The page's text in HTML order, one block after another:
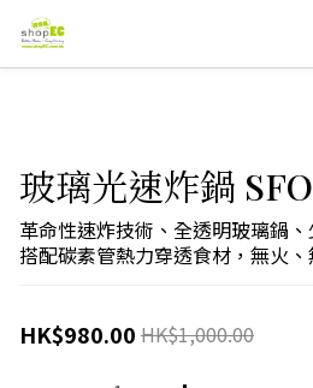
玻璃光速炸鍋
革命性速炸技術、全透明玻璃鍋
搭配碳素管熱力穿透食材，無火
HK$980.00 HK$1,000.00